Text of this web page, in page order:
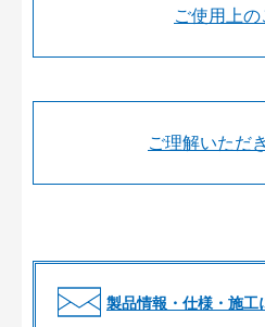
ご使用上
ご理解いただ
製品情報・仕様・施工